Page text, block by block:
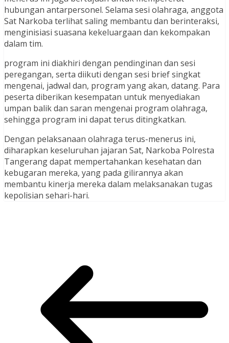
hubungan antarpersonel. Selama sesi olahraga, anggota
Sat Narkoba terlihat saling membantu dan berinteraksi,
menginisiasi suasana kekeluargaan dan kekompakan
dalam tim.
program ini diakhiri dengan pendinginan dan sesi
peregangan, serta diikuti dengan sesi brief singkat
mengenai, jadwal dan, program yang akan, datang. Para
peserta diberikan kesempatan untuk menyediakan
umpan balik dan saran mengenai program olahraga,
sehingga program ini dapat terus ditingkatkan.
Dengan pelaksanaan olahraga terus-menerus ini,
diharapkan keseluruhan jajaran Sat, Narkoba Polresta
Tangerang dapat mempertahankan kesehatan dan
kebugaran mereka, yang pada gilirannya akan
membantu kinerja mereka dalam melaksanakan tugas
kepolisian sehari-hari.